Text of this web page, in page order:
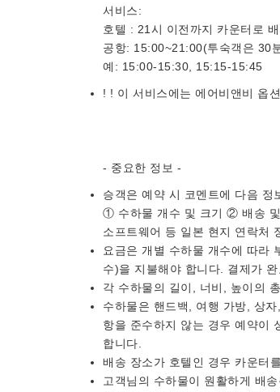
서비스:
호텔 : 21시 이전까지 카운터로
공항: 15:00~21:00(투숙객은 30
예: 15:00-15:30, 15:15-15:45
! ! 이 서비스에는 에어비앤비 옵
- 중요한 정보 -
승객은 예약 시 코멘트에 다음 정
① 수하물 개수 및 크기 ② 배송
소프트웨어 등 일본 현지 연락처
요금은 개별 수하물 개수에 따라
수)을 지불해야 합니다. 결제가
각 수하물의 길이, 너비, 높이의
수하물은 핸드백, 여행 가방, 상
항을 준수하지 않는 경우 예약이
합니다.
배송 장소가 호텔인 경우 카운터
고객님의 수하물이 원활하게 배